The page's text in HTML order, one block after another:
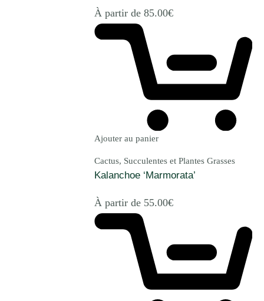
À partir de 85.00€
Ajouter au panier
Cactus, Succulentes et Plantes Grasses
Kalanchoe ‘Marmorata’
À partir de 55.00€